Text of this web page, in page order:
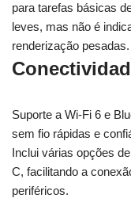
para tarefas básicas
leves, mas não é
renderização pesadas.
Suporte a Wi-Fi 6 e
sem fio rápidas e
Inclui várias opções
C, facilitando a
periféricos.